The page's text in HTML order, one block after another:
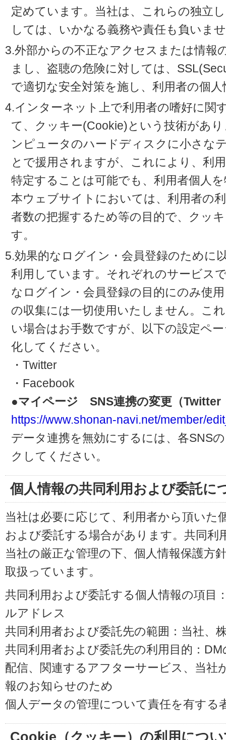
定めています。当社は、これらの独立
しては、いかなる義務や責任も負いま
3.外部からの不正なアクセスまたは情報
まし、盗聴の危険に対しては、
で適切な安全対策を施し、利用者の個
4.インターネット上で利用者の嗜好に関
て、クッキー(Cookie)という技術があ
ンピュータのハードディスクに小さな
とで援用されますが、これにより、利
特定することは可能でも、利用者個人
本ウェブサイトにおいては、利用者の
者数の把握するため等の目的で、クッ
す。
5.効果的なログイン・会員登録のために
利用しています。それぞれのサービス
なログイン・会員登録の目的にのみ使
の収集には一切使用いたしません。こ
い場合はお手数ですが、以下の設定ペ
化してください。
・Twitter
・Facebook
●マイページ SNS連携の変更（Twitter
https://www.shonan-navi.net/member/
データ連携を無効にするには、各SNS
クしてください。
個人情報の共同利用および委託に
当社は必要に応じて、利用者から頂いた
および委託する場合があります。共同利
当社の厳正な管理の下、個人情報保護方
取扱っています。
共同利用および委託する個人情報の項目
ルアドレス
共同利用者および委託先の範囲：当社、
共同利用者および委託先の利用目的：
配信、関連するアフターサービス、当社
報のお知らせのため
個人データの管理について責任を有する
Cookie（クッキー）の利用につ